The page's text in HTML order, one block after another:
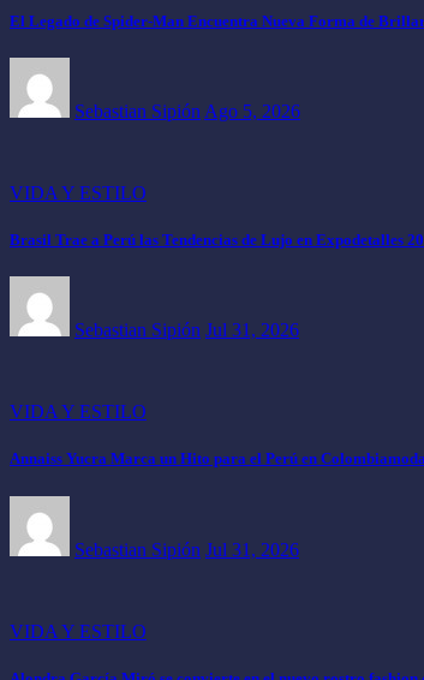
El Legado de Spider-Man Encuentra Nueva Forma de
Sebastian Sipión Ago 5, 2026
VIDA Y ESTILO
Brasil Trae a Perú las Tendencias de Lujo en Expodetalles
Sebastian Sipión Jul 31, 2026
VIDA Y ESTILO
Annaiss Yucra Marca un Hito para el Perú en
Sebastian Sipión Jul 31, 2026
VIDA Y ESTILO